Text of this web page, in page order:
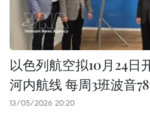
以色列航空拟10月24日
河内航线 每周3班波音
13/05/2026 20:20